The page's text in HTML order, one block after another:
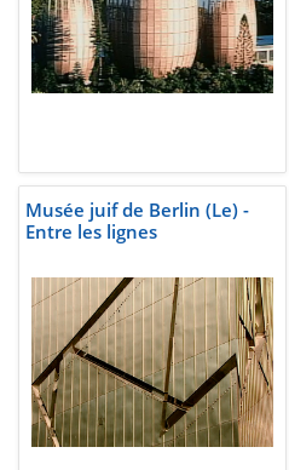
Musée juif de Berlin (Le) -
Entre les lignes